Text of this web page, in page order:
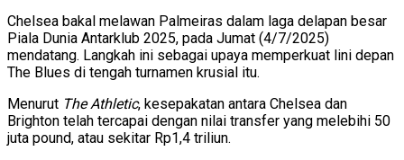
Chelsea bakal melawan Palmeiras dalam laga delapan besar
Piala Dunia Antarklub 2025, pada Jumat (4/7/2025)
mendatang. Langkah ini sebagai upaya memperkuat lini depan
The Blues di tengah turnamen krusial itu.
Menurut The Athletic, kesepakatan antara Chelsea dan
Brighton telah tercapai dengan nilai transfer yang melebihi 50
juta pound, atau sekitar Rp1,4 triliun.